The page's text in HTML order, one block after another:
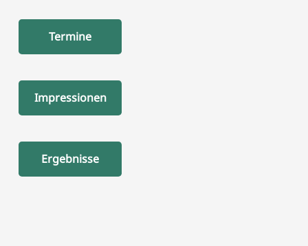
Termine
Impressionen
Ergebnisse